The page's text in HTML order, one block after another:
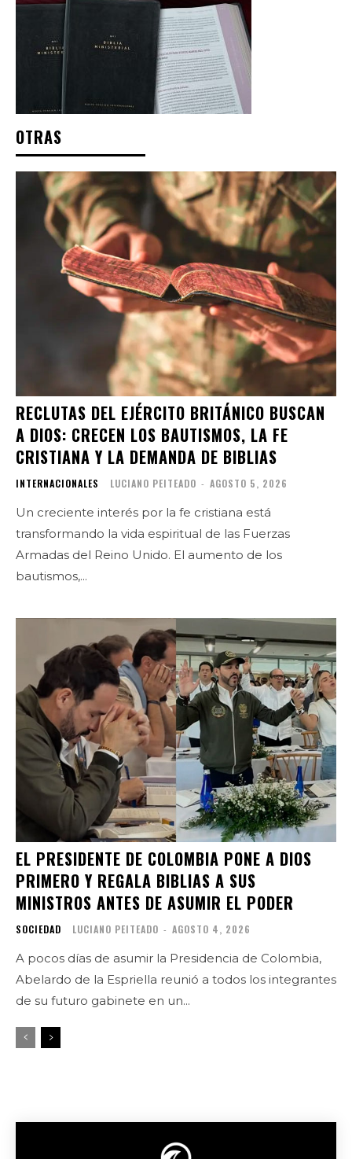
OTRAS
RECLUTAS DEL EJÉRCITO BRITÁNICO BUSCAN
A DIOS: CRECEN LOS BAUTISMOS, LA FE
CRISTIANA Y LA DEMANDA DE BIBLIAS
INTERNACIONALES LUCIANO PEITEADO - AGOSTO 5, 2026
Un creciente interés por la fe cristiana está
transformando la vida espiritual de las Fuerzas
Armadas del Reino Unido. El aumento de los
bautismos,...
EL PRESIDENTE DE COLOMBIA PONE A DIOS
PRIMERO Y REGALA BIBLIAS A SUS
MINISTROS ANTES DE ASUMIR EL PODER
SOCIEDAD LUCIANO PEITEADO - AGOSTO 4, 2026
A pocos días de asumir la Presidencia de Colombia,
Abelardo de la Espriella reunió a todos los integrantes
de su futuro gabinete en un...